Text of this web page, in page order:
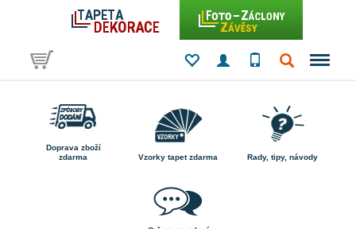
Doprava zboží
zdarma
Vzorky tapet zdarma Rady, tipy, návody